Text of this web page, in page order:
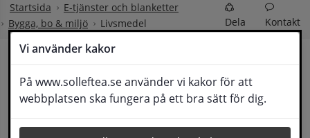
Vi använder kakor
På www.solleftea.se använder vi kakor för att
webbplatsen ska fungera på ett bra sätt för dig.
Startsida
E-tjänster och blanketter
Bygga, bo & miljö
Livsmedel Dela Kontakt
Livsmedel
Anmälan om misstänkt matförgiftning